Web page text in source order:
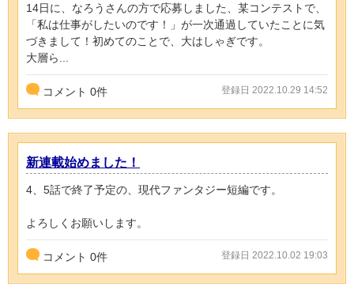
14日に、なろうさんの方で応募しました、某コンテストで、
「私は仕事がしたいのです！」が一次通過していたことに気
づきまして！初めてのことで、大はしゃぎです。
大層ら...
コメント 0件 登録日 2022.10.29 14:52
新連載始めました！
4、5話で終了予定の、現代ファンタジー短編です。
よろしくお願いします。
コメント 0件 登録日 2022.10.02 19:03